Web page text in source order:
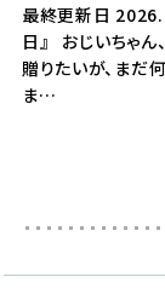
最終更新日
日』 おじいちゃ
贈りたいが、まだ
ま…